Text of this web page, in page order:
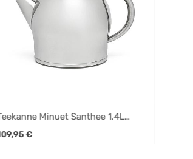
Minuet Santhee 1.4L
€